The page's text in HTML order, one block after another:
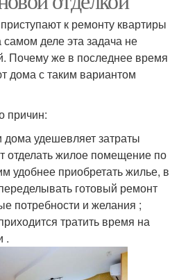
к ремонту квартиры
деле эта задача не
Почему же в последнее время
дома с таким вариантом
причин:
дома удешевляет затраты
отделать жилое помещение по
удобнее приобретать жилье, в
готовый ремонт
потребности и желания ;
тратить время на
.